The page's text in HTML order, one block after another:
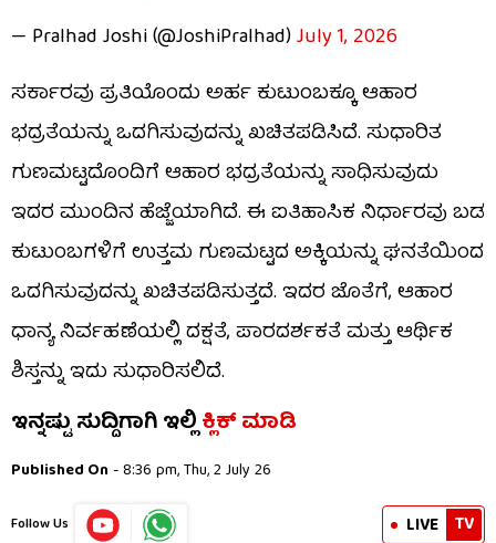
— Pralhad Joshi (@JoshiPralhad)July 1, 2026
ಸರ್ಕಾರವು ಪ್ರತಿಯೊಂದು ಅರ್ಹ ಕುಟುಂಬಕ್ಕೂ ಆಹಾರ
ಭದ್ರತೆಯನ್ನು ಒದಗಿಸುವುದನ್ನು ಖಚಿತಪಡಿಸಿದೆ. ಸುಧಾರಿತ
ಗುಣಮಟ್ಟದೊಂದಿಗೆ ಆಹಾರ ಭದ್ರತೆಯನ್ನು ಸಾಧಿಸುವುದು
ಇದರ ಮುಂದಿನ ಹೆಜ್ಜೆಯಾಗಿದೆ. ಈ ಐತಿಹಾಸಿಕ ನಿರ್ಧಾರವು ಬಡ
ಕುಟುಂಬಗಳಿಗೆ ಉತ್ತಮ ಗುಣಮಟ್ಟದ ಅಕ್ಕಿಯನ್ನು ಘನತೆಯಿಂದ
ಒದಗಿಸುವುದನ್ನು ಖಚಿತಪಡಿಸುತ್ತದೆ. ಇದರ ಜೊತೆಗೆ, ಆಹಾರ
ಧಾನ್ಯ ನಿರ್ವಹಣೆಯಲ್ಲಿ ದಕ್ಷತೆ, ಪಾರದರ್ಶಕತೆ ಮತ್ತು ಆರ್ಥಿಕ
ಶಿಸ್ತನ್ನು ಇದು ಸುಧಾರಿಸಲಿದೆ.
ಇನ್ನಷ್ಟು ಸುದ್ದಿಗಾಗಿ ಇಲ್ಲಿಕ್ಲಿಕ್ ಮಾಡಿ
Published On - 8:36 pm, Thu, 2 July 26
Follow Us LIVE TV